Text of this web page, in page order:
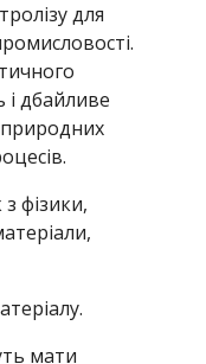
для
і дбайливе
фізики,
мати